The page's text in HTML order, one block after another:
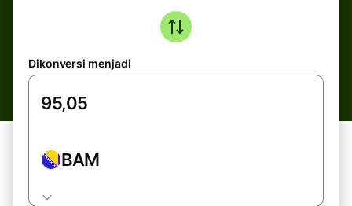
Dikonversi menjadi
BAM